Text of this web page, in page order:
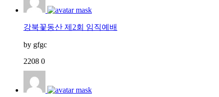
강북꽃동산 제2회 임직예배
by gfgc
2208 0